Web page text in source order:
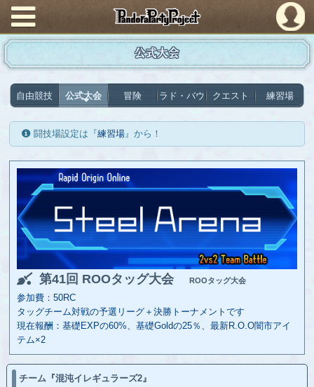
PandoraPartyProject
公式大会
自由競技 公式大会 冒険 ラド・バウ クエスト 練習場
闘技場設定は『練習場』から！
第41回 ROOタッグ大会 ROOタッグ大会
参加費：50RC
タッグチーム対戦の予選リーグ＋決勝トーナメントです
現在報酬：基礎EXPの60%、基礎Goldの25％、最新R.O.O闇市アイ
テム×2
チーム『混沌イレギュラーズ2』